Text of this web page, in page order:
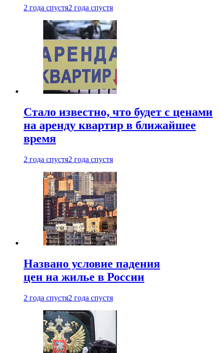
2 года спустя2 года спустя
Стало известно, что будет с ценами
на аренду квартир в ближайшее
время
2 года спустя2 года спустя
Названо условие падения
цен на жилье в России
2 года спустя2 года спустя